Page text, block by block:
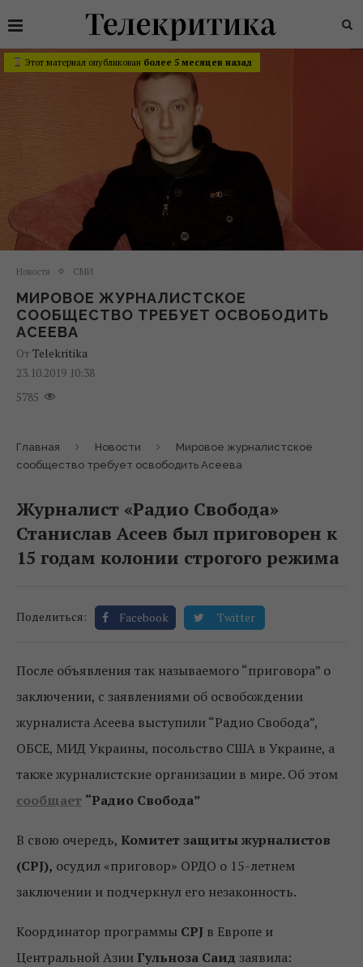
Этот материал опубликован более 5 месяцев назад
Новости СМИ
МИРОВОЕ ЖУРНАЛИСТСКОЕ
СООБЩЕСТВО ТРЕБУЕТ ОСВОБОДИТЬ
АСЕЕВА
От Telekritika
23.10.2019 10:38
5785
Главная Новости
Мировое журналистское
сообщество требует освободить Асеева
Журналист «Радио Свобода»
Станислав Асеев был приговорен к
15 годам колонии строгого режима
Поделиться: Facebook Twitter
После объявления так называемого “приговора” о
заключении, с заявлениями об освобождении
журналиста Асеева выступили “Радио Свобода”,
ОБСЕ, МИД Украины, посольство США в Украине, а
также журналистские организации в мире. Об этом
сообщает “Радио Свобода”
В свою очередь, Комитет защиты журналистов
(CPJ), осудил «приговор» ОРДО о 15-летнем
заключении и подчеркнул его незаконность.
Координатор программы CPJ в Европе и
Центральной Азии Гульноза Саид заявила: